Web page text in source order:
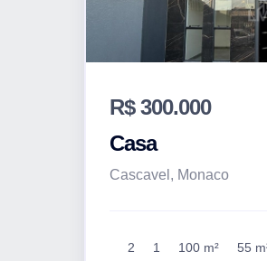
R$ 300.000
Casa
Cascavel, Monaco
2 1 100 m² 55